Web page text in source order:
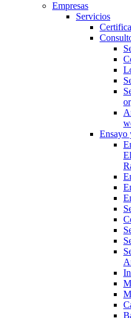
Empresas
Servicios
Ensayo